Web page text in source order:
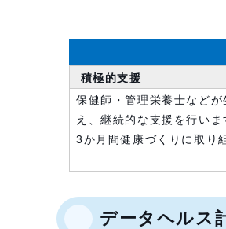
積極的支援
保健師・管理栄養士など
え、継続的な支援を行いま
3か月間健康づくりに取り
データヘルス